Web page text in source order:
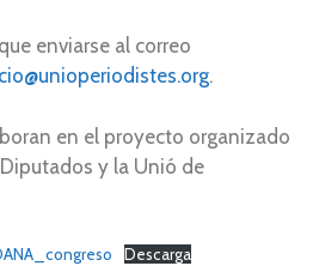
enviarse al correo
.
en el proyecto organizado
y la Unió de
Descarga